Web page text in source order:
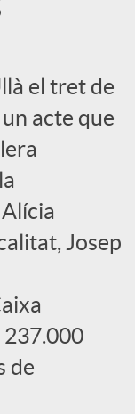
el tret de
acte que
Josep
237.000
de